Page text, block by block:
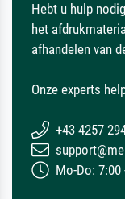
Hebt u hulp
het
afhandelen van
Onze experts
+43 4257
Mo-Do: 7:00